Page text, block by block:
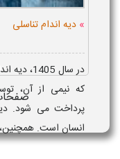
» دیه اندام تناسلی
در سال
که نیمی از آن،
پرداخت می شود.
انسان است.